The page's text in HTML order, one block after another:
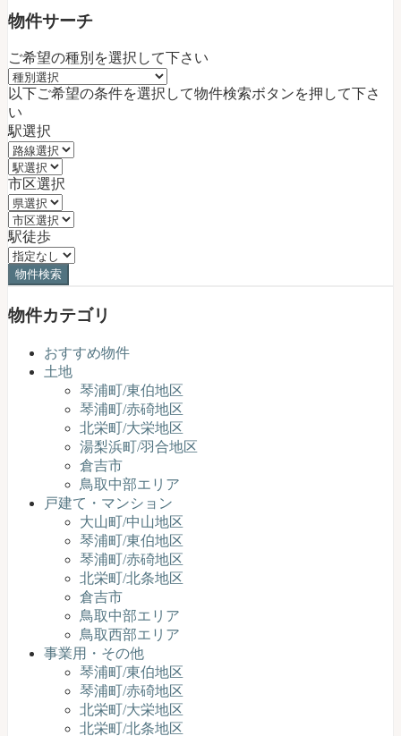
物件サーチ
ご希望の種別を選択して下さい
以下ご希望の条件を選択して物件検索ボタンを押して下さ
い
駅選択
市区選択
駅徒歩
物件カテゴリ
おすすめ物件
土地
琴浦町/東伯地区
琴浦町/赤碕地区
北栄町/大栄地区
湯梨浜町/羽合地区
倉吉市
鳥取中部エリア
戸建て・マンション
大山町/中山地区
琴浦町/東伯地区
琴浦町/赤碕地区
北栄町/北条地区
倉吉市
鳥取中部エリア
鳥取西部エリア
事業用・その他
琴浦町/東伯地区
琴浦町/赤碕地区
北栄町/大栄地区
北栄町/北条地区